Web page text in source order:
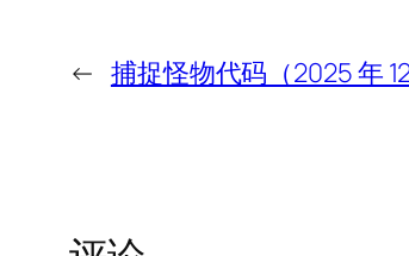
← 捕捉怪物代码（2025 年 12